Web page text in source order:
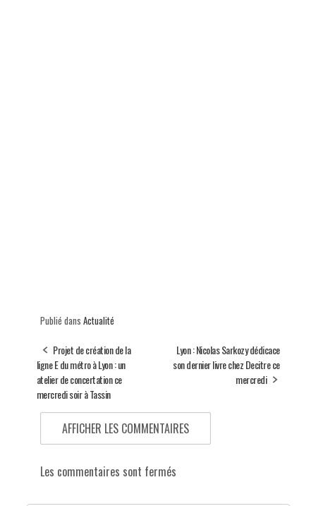
Publié dans Actualité
Projet de création de la
ligne E du métro à Lyon : un
atelier de concertation ce
mercredi soir à Tassin
Lyon : Nicolas Sarkozy dédicace
son dernier livre chez Decitre ce
mercredi
AFFICHER LES COMMENTAIRES
Les commentaires sont fermés